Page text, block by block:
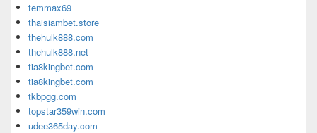
temmax69
thaisiambet.store
thehulk888.com
thehulk888.net
tia8kingbet.com
tia8kingbet.com
tkbpgg.com
topstar359win.com
udee365day.com